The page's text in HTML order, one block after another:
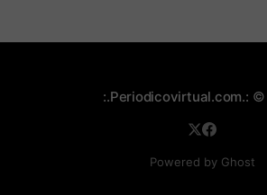
:.Periodicovirtual.com.: ©
Powered by Ghost